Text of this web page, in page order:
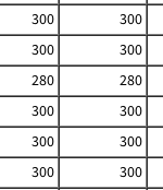
300 300
300 300
280 280
300 300
300 300
300 300